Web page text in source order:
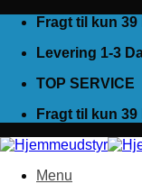
Fortsæt
indhold
Fragt til kun 39
Levering 1-3
TOP SERVICE
Fragt til kun 39
Menu